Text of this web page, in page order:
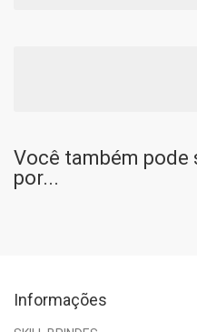
Você também pode
por...
Informações